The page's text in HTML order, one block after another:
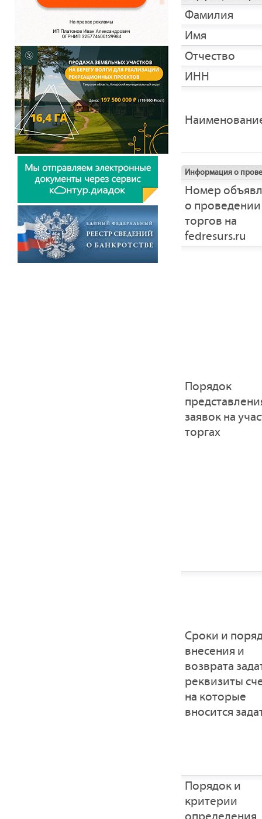
Фамилия
Имя
Отчество
ИНН
Информация о
Номер
о проведении
торгов на
fedresurs.ru
Порядок
заявок на
торгах
Сроки и
внесения и
возврата
реквизиты
на которые
вносится
Порядок и
критерии